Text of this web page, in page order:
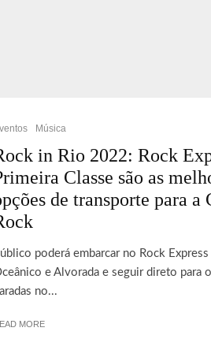
Música
in Rio 2022: Rock
Classe são as
de transporte para a
poderá embarcar no Rock
e Alvorada e seguir direto para
no...
MORE